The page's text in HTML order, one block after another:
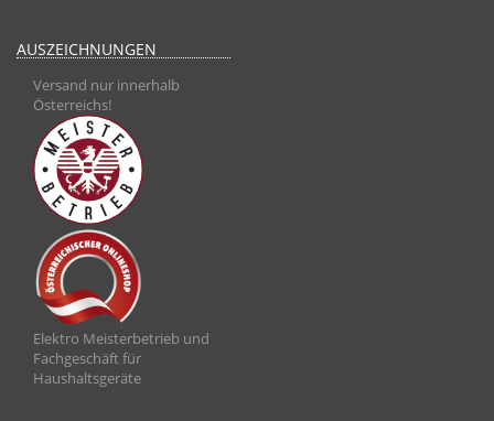
AUSZEICHNUNGEN
Versand nur innerhalb
Österreichs!
Elektro Meisterbetrieb und
Fachgeschäft für
Haushaltsgeräte